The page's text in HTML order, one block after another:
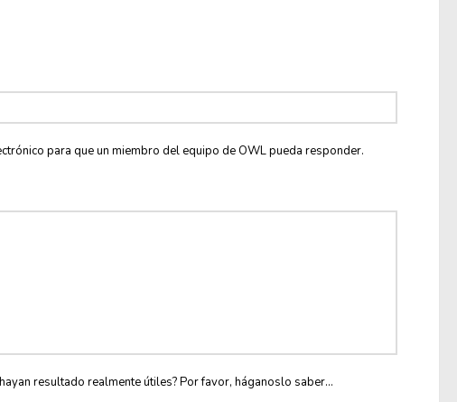
para que un miembro del equipo de OWL pueda responder.
resultado realmente útiles? Por favor, háganoslo saber...